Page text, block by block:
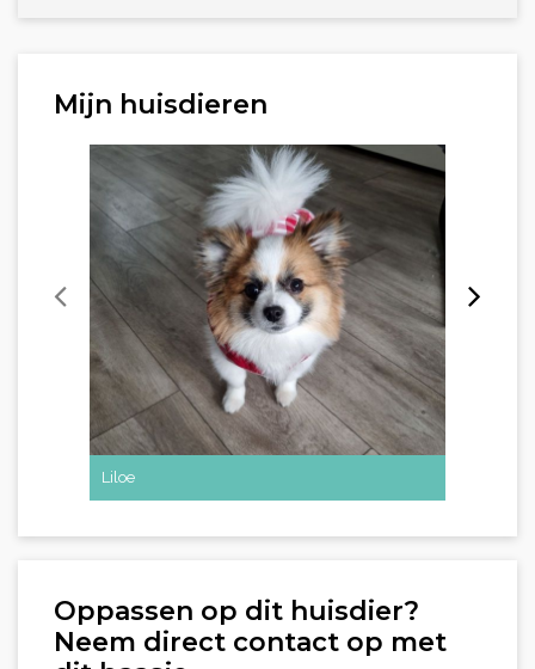
Mijn huisdieren
Liloe
Oppassen op dit huisdier?
Neem direct contact op met